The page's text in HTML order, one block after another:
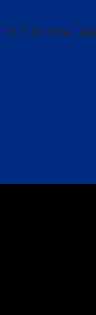
font de la